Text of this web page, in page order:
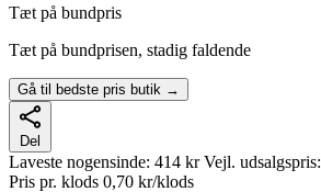
Tæt på bundpris
Tæt på bundprisen, stadig faldende
Gå til bedste pris butik →
Del
Laveste nogensinde: 414 kr Vejl. udsalgspris:
Pris pr. klods 0,70 kr/klods